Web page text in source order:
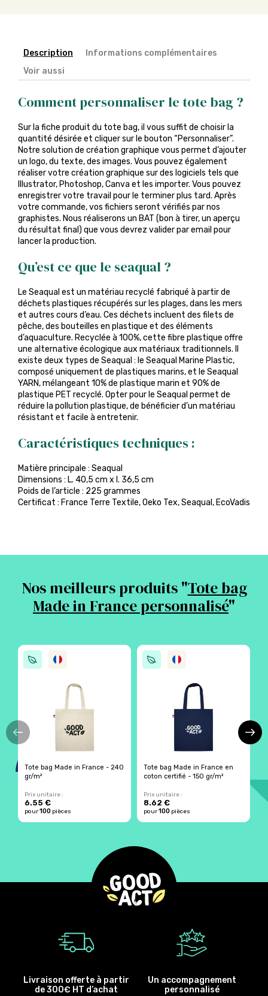
Description
Informations complémentaires
Voir aussi
Comment personnaliser le tote bag ?
Sur la fiche produit du tote bag, il vous suffit de choisir la
quantité désirée et cliquer sur le bouton “Personnaliser”.
Notre solution de création graphique vous permet d’ajouter
un logo, du texte, des images. Vous pouvez également
réaliser votre création graphique sur des logiciels tels que
Illustrator, Photoshop, Canva et les importer. Vous pouvez
enregistrer votre travail pour le terminer plus tard. Après
votre commande, vos fichiers seront vérifiés par nos
graphistes. Nous réaliserons un BAT (bon à tirer, un aperçu
du résultat final) que vous devrez valider par email pour
lancer la production.
Qu’est ce que le seaqual ?
Le Seaqual est un matériau recyclé fabriqué à partir de
déchets plastiques récupérés sur les plages, dans les mers
et autres cours d’eau. Ces déchets incluent des filets de
pêche, des bouteilles en plastique et des éléments
d’aquaculture. Recyclée à 100%, cette fibre plastique offre
une alternative écologique aux matériaux traditionnels. Il
existe deux types de Seaqual : le Seaqual Marine Plastic,
composé uniquement de plastiques marins, et le Seaqual
YARN, mélangeant 10% de plastique marin et 90% de
plastique PET recyclé. Opter pour le Seaqual permet de
réduire la pollution plastique, de bénéficier d’un matériau
résistant et facile à entretenir.
Caractéristiques techniques :
Matière principale : Seaqual
Dimensions : L. 40,5 cm x l. 36,5 cm
Poids de l’article : 225 grammes
Certificat : France Terre Textile, Oeko Tex, Seaqual, EcoVadis
Nos meilleurs produits "Tote bag
Made in France personnalisé"
Tote bag Made in France - 240
gr/m²
Prix unitaire :
6.55 €
pour100 pièces
Tote bag Made in France en
coton certifié - 150 gr/m²
Prix unitaire :
8.62 €
pour100 pièces
Livraison offerte à partir
de 300€ HT d’achat
Un accompagnement
personnalisé